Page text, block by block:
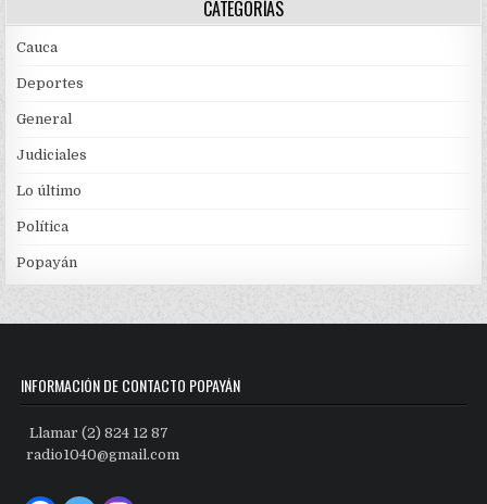
CATEGORÍAS
Cauca
Deportes
General
Judiciales
Lo último
Política
Popayán
INFORMACIÓN DE CONTACTO POPAYÁN
Llamar (2) 824 12 87
radio1040@gmail.com